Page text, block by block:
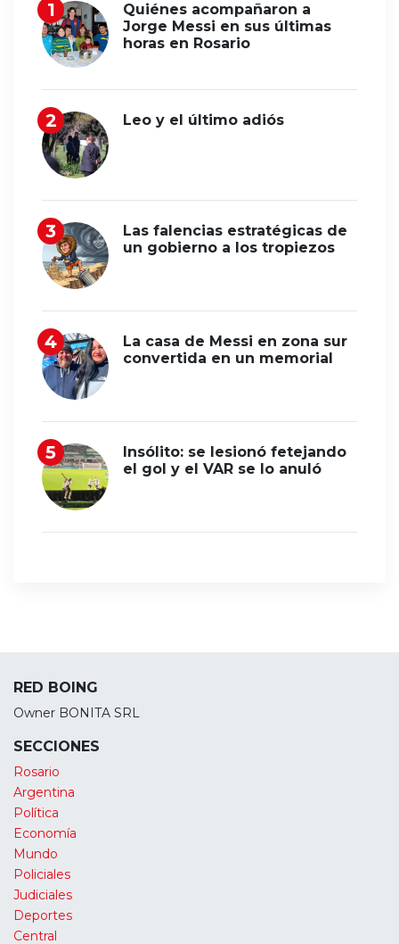
Quiénes acompañaron a
Jorge Messi en sus últimas
horas en Rosario
Leo y el último adiós
Las falencias estratégicas de
un gobierno a los tropiezos
La casa de Messi en zona sur
convertida en un memorial
Insólito: se lesionó fetejando
el gol y el VAR se lo anuló
RED BOING
Owner BONITA SRL
SECCIONES
Rosario
Argentina
Política
Economía
Mundo
Policiales
Judiciales
Deportes
Central